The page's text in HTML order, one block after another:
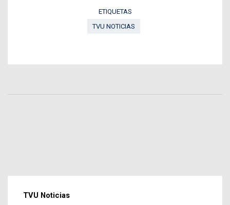
ETIQUETAS
TVU NOTICIAS
TVU Noticias